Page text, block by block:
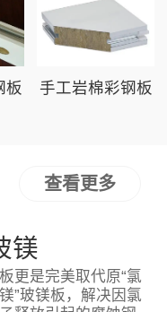
板 手工岩棉彩钢板
查看更多
更是完美取代原“氯
”玻镁板，解决因氯
镁